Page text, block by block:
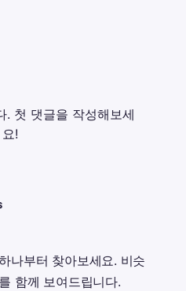
. 첫 댓글을 작성해보세
요!
나부터 찾아보세요. 비슷
함께 보여드립니다.